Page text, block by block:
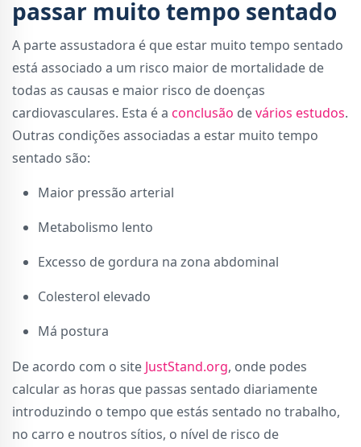
passar muito tempo sentado
A parte assustadora é que estar muito tempo sentado
está associado a um risco maior de mortalidade de
todas as causas e maior risco de doenças
cardiovasculares. Esta é a conclusão devários estudos.
Outras condições associadas a estar muito tempo
sentado são:
Maior pressão arterial
Metabolismo lento
Excesso de gordura na zona abdominal
Colesterol elevado
Má postura
De acordo com o site JustStand.org, onde podes
calcular as horas que passas sentado diariamente
introduzindo o tempo que estás sentado no trabalho,
no carro e noutros sítios, o nível de risco de